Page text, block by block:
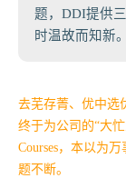
题，DDI提供
时温故而知新。
去芜存菁、优中选
终于为公司的“大
Courses，本以为
题不断。